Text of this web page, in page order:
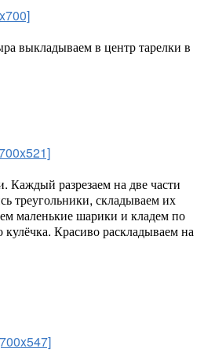
выкладываем в центр тарелки в
Каждый разрезаем на две части
треугольники, складываем их
маленькие шарики и кладем по
Красиво раскладываем на